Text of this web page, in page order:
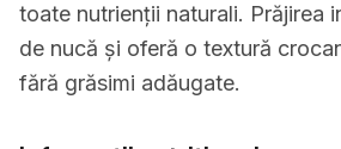
toate nutrienții naturali. Prăjirea
de nucă și oferă o textură
fără grăsimi adăugate.